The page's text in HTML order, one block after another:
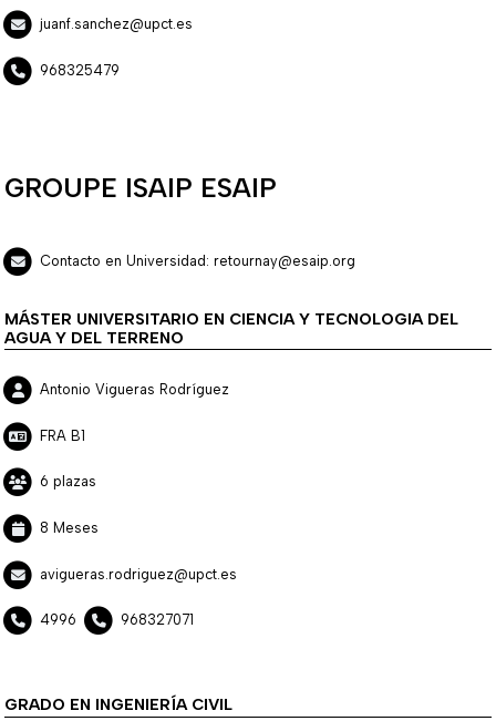
juanf.sanchez@upct.es
968325479
GROUPE ISAIP ESAIP
Contacto en Universidad: retournay@esaip.org
MÁSTER UNIVERSITARIO EN CIENCIA Y TECNOLOGIA DEL
AGUA Y DEL TERRENO
Antonio Vigueras Rodríguez
FRA B1
6 plazas
8 Meses
avigueras.rodriguez@upct.es
4996 968327071
GRADO EN INGENIERÍA CIVIL